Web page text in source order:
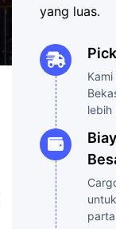
yang luas.
lebih